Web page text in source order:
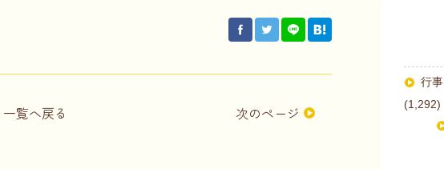
一覧へ戻る 次のページ
行事
(1,292)